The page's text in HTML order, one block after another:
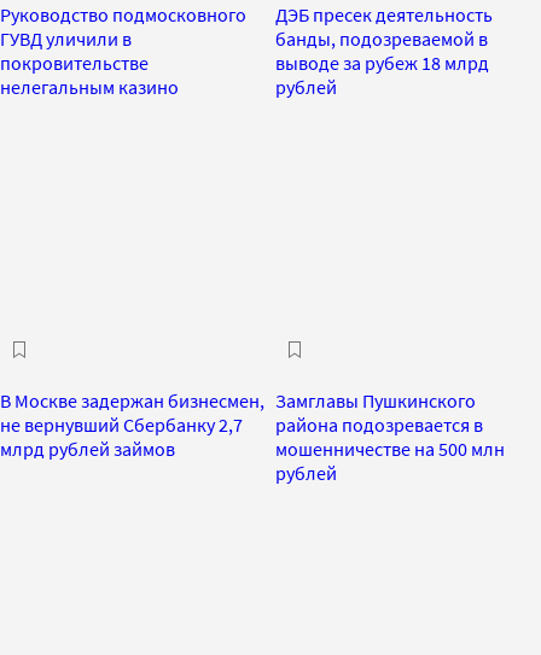
Руководство подмосковного
ГУВД уличили в
покровительстве
нелегальным казино
ДЭБ пресек деятельность
банды, подозреваемой в
выводе за рубеж 18 млрд
рублей
В Москве задержан бизнесмен,
не вернувший Сбербанку 2,7
млрд рублей займов
Замглавы Пушкинского
района подозревается в
мошенничестве на 500 млн
рублей